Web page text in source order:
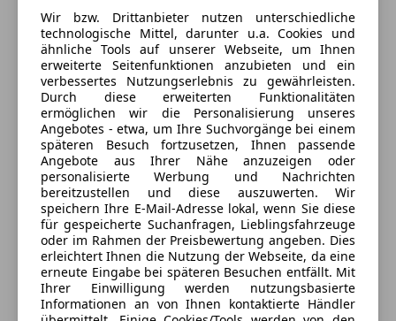
Sommerreifen
Touchscreen
Winterpaket
Sternebewertung 5 von 5
5Sterne
(87% Weiterempfehlungen)
Anbieter auf AutoScout24 seit 2009
Dr.-Karl-Widdmann-Straße 67
8160 Weiz, AT
Kontakt
Herbert Mauerhofer
Alle Fahrzeuge des Anbieters
Anbieter kontaktieren
Wir bzw. Drittanbieter nutzen unterschiedliche
technologische Mittel, darunter u.a. Cookies und
ähnliche Tools auf unserer Webseite, um Ihnen
erweiterte Seitenfunktionen anzubieten und ein
verbessertes Nutzungserlebnis zu gewährleisten.
Durch diese erweiterten Funktionalitäten
ermöglichen wir die Personalisierung unseres
Angebotes - etwa, um Ihre Suchvorgänge bei einem
späteren Besuch fortzusetzen, Ihnen passende
Angebote aus Ihrer Nähe anzuzeigen oder
personalisierte Werbung und Nachrichten
bereitzustellen und diese auszuwerten. Wir
speichern Ihre E-Mail-Adresse lokal, wenn Sie diese
für gespeicherte Suchanfragen, Lieblingsfahrzeuge
oder im Rahmen der Preisbewertung angeben. Dies
erleichtert Ihnen die Nutzung der Webseite, da eine
erneute Eingabe bei späteren Besuchen entfällt. Mit
Ihrer Einwilligung werden nutzungsbasierte
Informationen an von Ihnen kontaktierte Händler